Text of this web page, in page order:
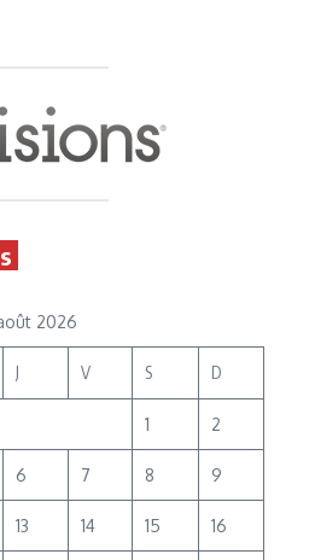
2026
J V S D
1 2
6 7 8 9
13 14 15 16